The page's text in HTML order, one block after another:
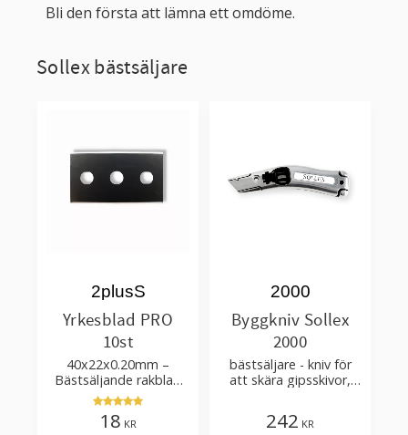
Bli den första att lämna ett omdöme.
Sollex bästsäljare
Yrkesblad PRO
10st
40x22x0.20mm –
Bästsäljande rakblad
för att skära tapet, tyg,
filt, hobby bruk
2plusS
18 KR
Byggkniv Sollex
2000
bästsäljare - kniv för
att skära gipsskivor,
2000
242 KR